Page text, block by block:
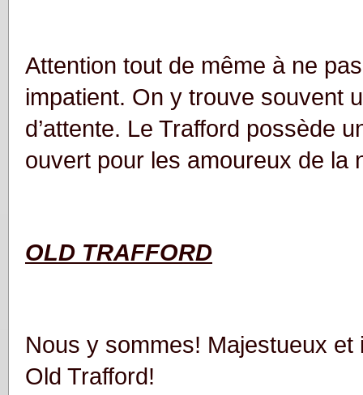
Attention tout de même à ne
impatient. On y trouve souvent
d’attente. Le Trafford possède
ouvert pour les amoureux de la
OLD TRAFFORD
Nous y sommes! Majestueux et
Old Trafford!